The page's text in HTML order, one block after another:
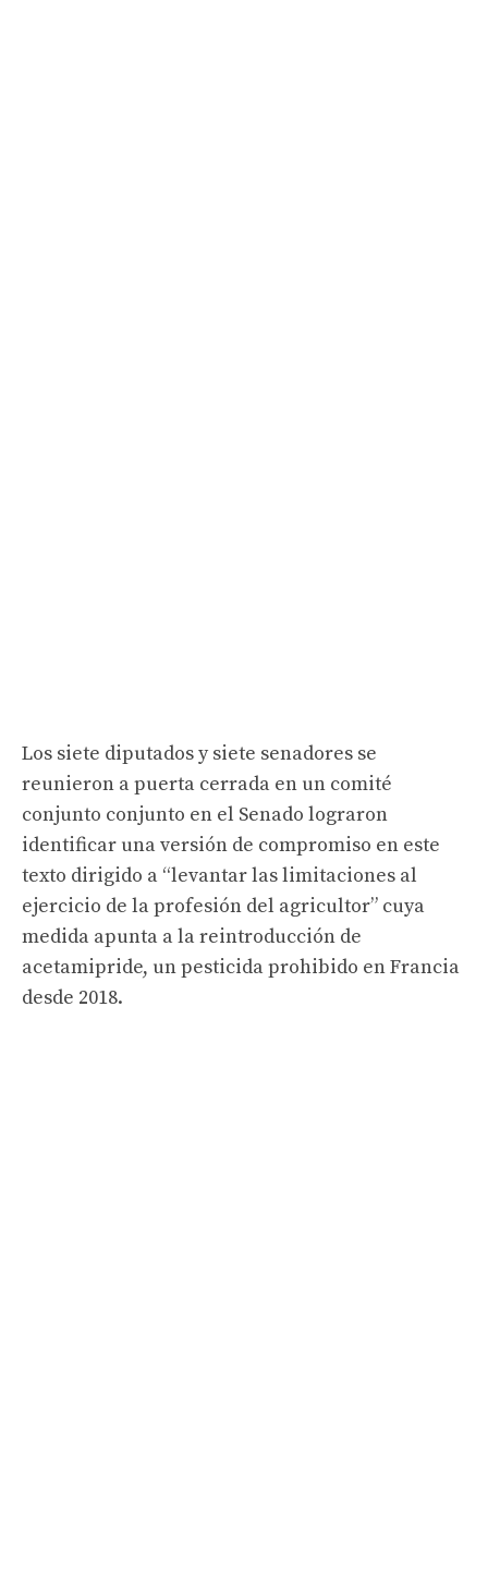
Los siete diputados y siete senadores se
reunieron a puerta cerrada en un comité
conjunto conjunto en el Senado lograron
identificar una versión de compromiso en este
texto dirigido a “levantar las limitaciones al
ejercicio de la profesión del agricultor” cuya
medida apunta a la reintroducción de
acetamipride, un pesticida prohibido en Francia
desde 2018.